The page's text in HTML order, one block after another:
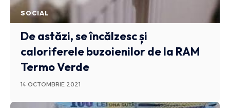
SOCIAL
De astăzi, se încălzesc și
caloriferele buzoienilor de la RAM
Termo Verde
14 OCTOMBRIE 2021